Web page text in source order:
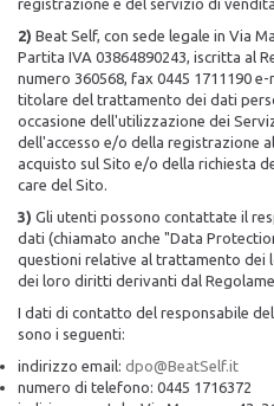
registrazione e del servizio di
2) Beat Self, con sede legale in Via
Partita IVA 03864890243, iscritta al
numero 360568, fax 0445 1711190
titolare del trattamento dei dati
occasione dell'utilizzazione dei
dell'accesso e/o della registrazione
acquisto sul Sito e/o della richiesta
care del Sito.
3) Gli utenti possono contattate il
dati (chiamato anche "Data
questioni relative al trattamento dei
dei loro diritti derivanti dal
I dati di contatto del responsabile
sono i seguenti:
indirizzo email: dpo@BeatSelf.it
numero di telefono: 0445 1716372